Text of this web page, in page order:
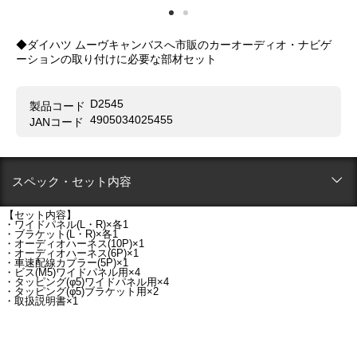
◆ダイハツ ムーヴキャンバスへ市販のカーオーディオ・ナビゲ
ーションの取り付けに必要な部材セット
製品コード D2545
JANコード
4905034025455
スペック・セット内容
【セット内容】
・ワイドパネル(L・R)×各1
・ブラケット(L・R)×各1
・オーディオハーネス(10P)×1
・オーディオハーネス(6P)×1
・車速配線カプラー(5P)×1
・ビス(M5)ワイドパネル用×4
・タッピング(φ5)ワイドパネル用×4
・タッピング(φ5)ブラケット用×2
・取扱説明書×1